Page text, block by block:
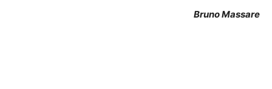
Bruno Massare